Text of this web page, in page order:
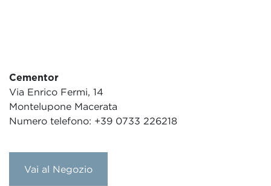
Cementor
Via Enrico Fermi, 14
Montelupone Macerata
Numero telefono: +39 0733 226218
Vai al Negozio